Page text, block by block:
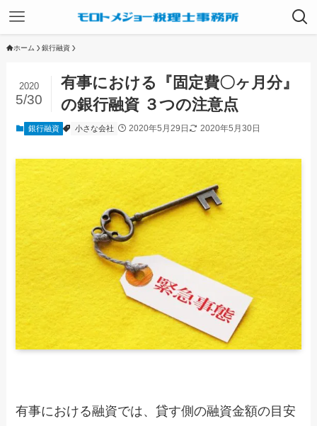
ホーム 銀行融資
有事における『固定費〇ヶ月分』
の銀行融資 ３つの注意点
2020
5/30
銀行融資 小さな会社 2020年5月29日 2020年5月30日
有事における融資では、貸す側の融資金額の目安